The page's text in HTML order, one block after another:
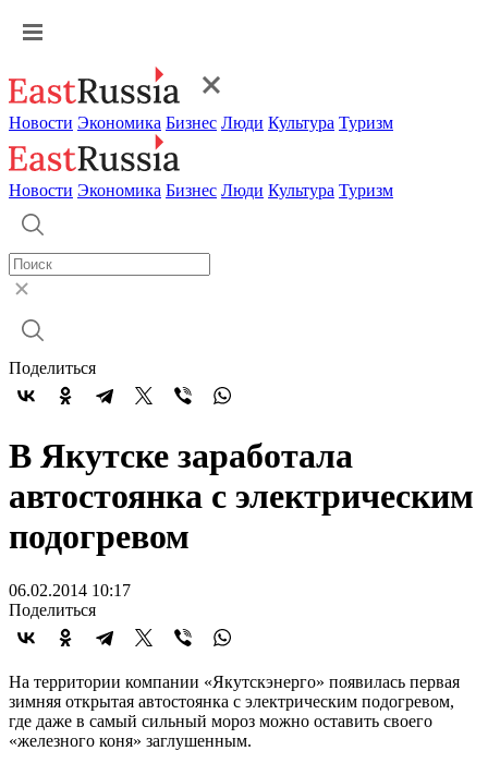
Новости Экономика Бизнес Люди Культура Туризм
Новости Экономика Бизнес Люди Культура Туризм
Поделиться
В Якутске заработала
автостоянка с электрическим
подогревом
06.02.2014 10:17
Поделиться
На территории компании «Якутскэнерго» появилась первая
зимняя открытая автостоянка с электрическим подогревом,
где даже в самый сильный мороз можно оставить своего
«железного коня» заглушенным.